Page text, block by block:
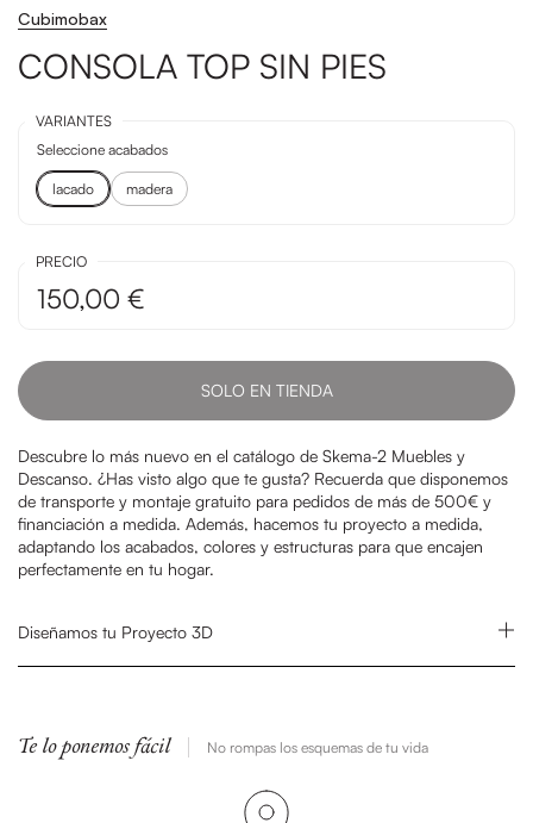
Cubimobax
CONSOLA TOP SIN PIES
VARIANTES
Seleccione acabados
lacado madera
PRECIO
150,00 €
SOLO EN TIENDA
Descubre lo más nuevo en el catálogo de Skema-2 Muebles y
Descanso. ¿Has visto algo que te gusta? Recuerda que disponemos
de transporte y montaje gratuito para pedidos de más de 500€ y
financiación a medida. Además, hacemos tu proyecto a medida,
adaptando los acabados, colores y estructuras para que encajen
perfectamente en tu hogar.
Diseñamos tu Proyecto 3D
Te lo ponemos fácil No rompas los esquemas de tu vida